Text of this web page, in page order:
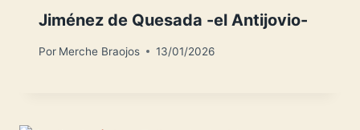
Jiménez de Quesada -el Antijovio-
Por Merche Braojos 13/01/2026